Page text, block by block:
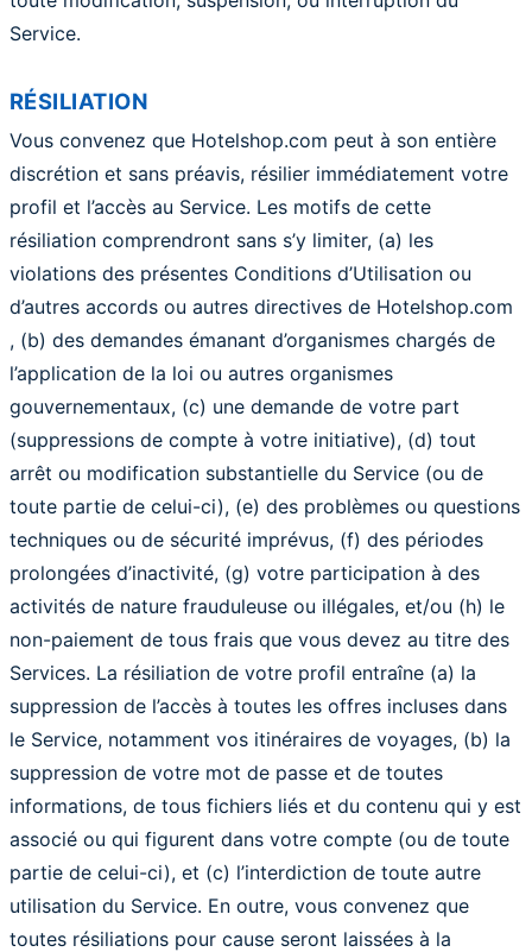
Service.
RÉSILIATION
Vous convenez que Hotelshop.com peut à son entière
discrétion et sans préavis, résilier immédiatement votre
profil et l’accès au Service. Les motifs de cette
résiliation comprendront sans s’y limiter, (a) les
violations des présentes Conditions d’Utilisation ou
d’autres accords ou autres directives de Hotelshop.com
, (b) des demandes émanant d’organismes chargés de
l’application de la loi ou autres organismes
gouvernementaux, (c) une demande de votre part
(suppressions de compte à votre initiative), (d) tout
arrêt ou modification substantielle du Service (ou de
toute partie de celui-ci), (e) des problèmes ou questions
techniques ou de sécurité imprévus, (f) des périodes
prolongées d’inactivité, (g) votre participation à des
activités de nature frauduleuse ou illégales, et/ou (h) le
non-paiement de tous frais que vous devez au titre des
Services. La résiliation de votre profil entraîne (a) la
suppression de l’accès à toutes les offres incluses dans
le Service, notamment vos itinéraires de voyages, (b) la
suppression de votre mot de passe et de toutes
informations, de tous fichiers liés et du contenu qui y est
associé ou qui figurent dans votre compte (ou de toute
partie de celui-ci), et (c) l’interdiction de toute autre
utilisation du Service. En outre, vous convenez que
toutes résiliations pour cause seront laissées à la